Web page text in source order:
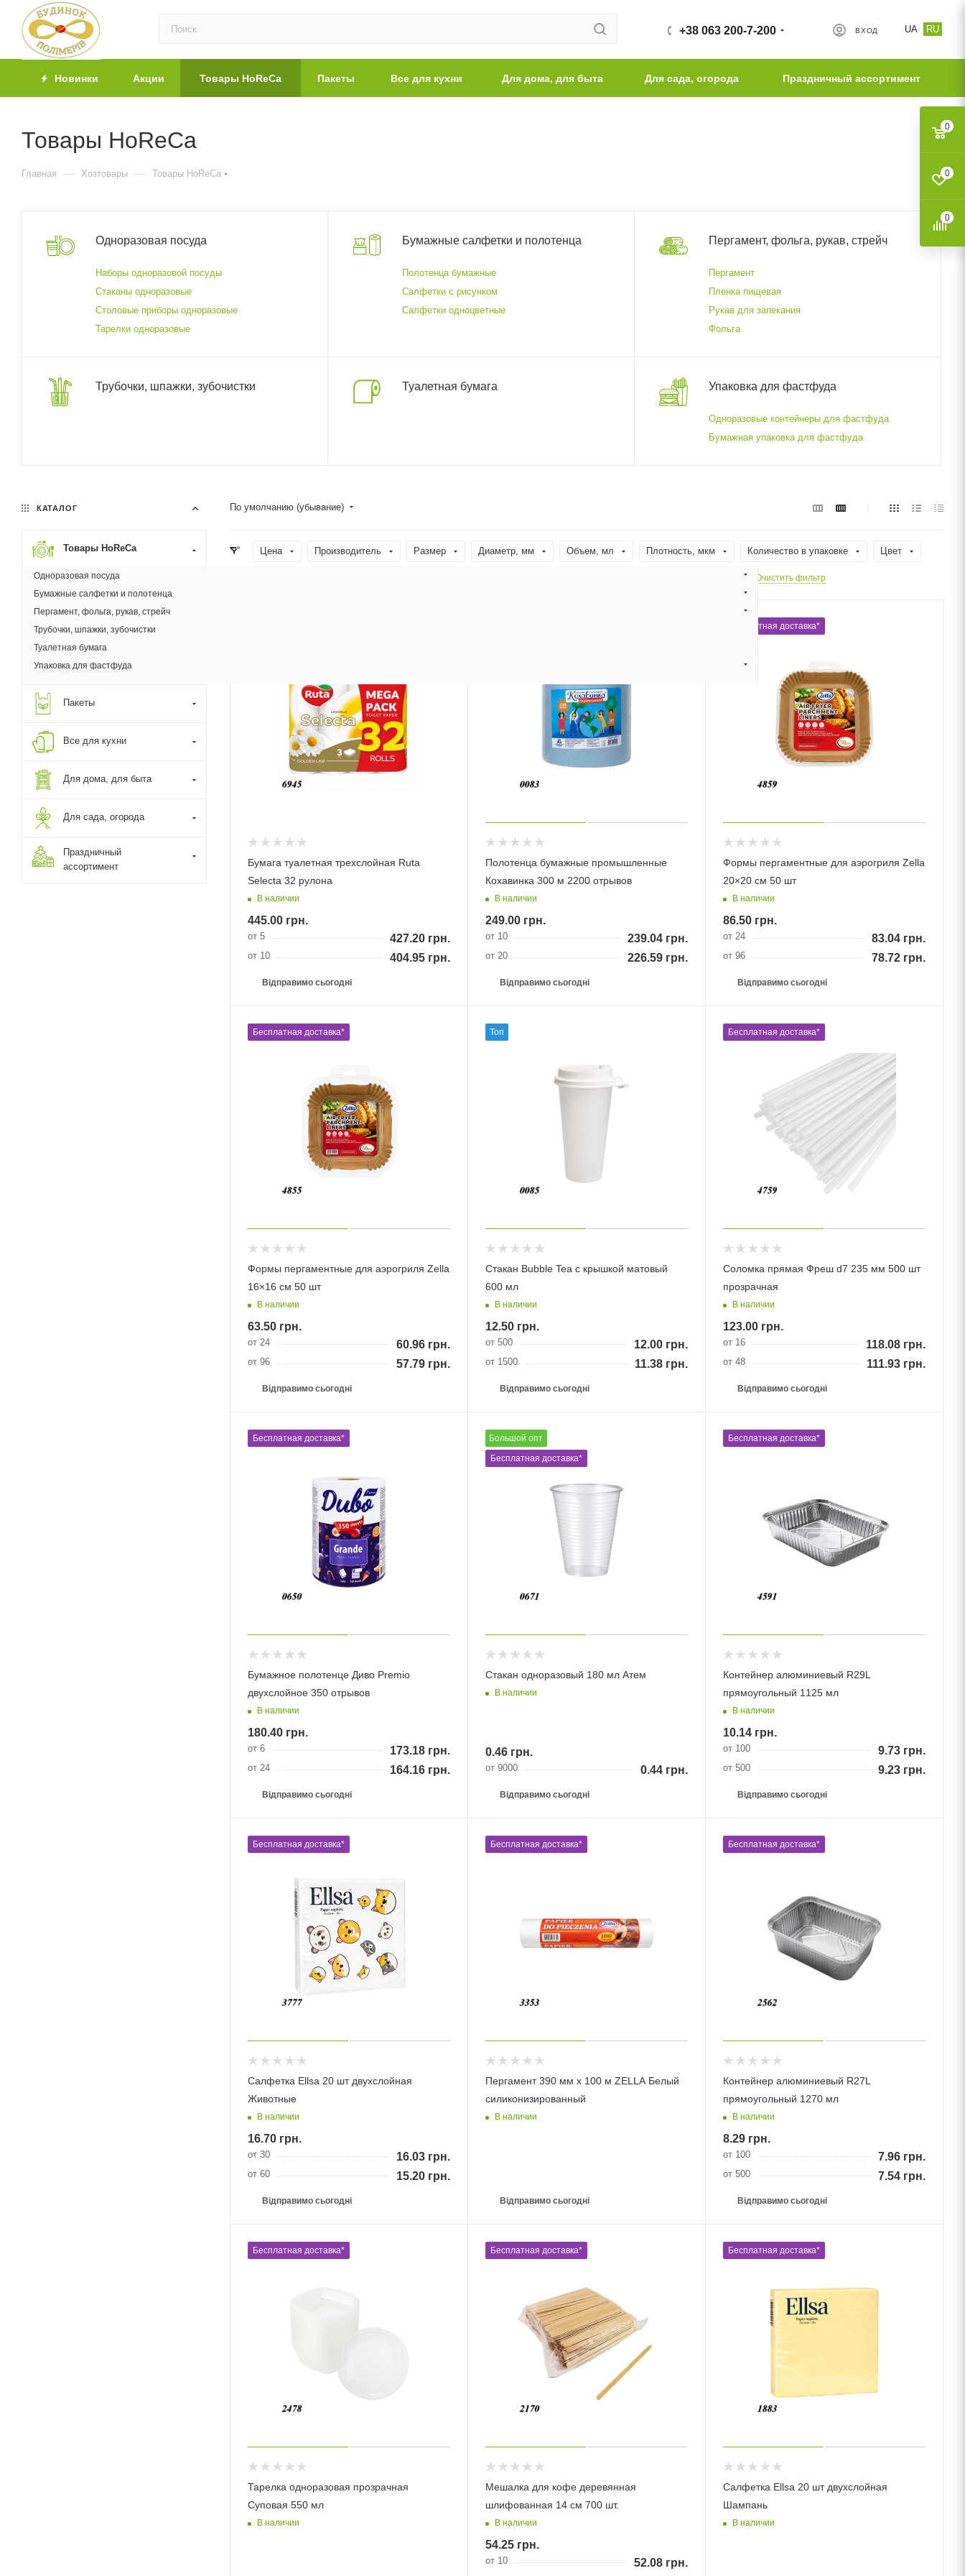
UA RU
ВХОД
+38 063 200-7-200
Новинки Акции Товары HoReCa Пакеты Все для кухни Для дома, для быта Для сада, огорода Праздничный ассортимент
Товары HoReCa
Главная — Хозтовары — Товары HoReCa
Одноразовая посуда
Наборы одноразовой посуды
Стаканы одноразовые
Столовые приборы одноразовые
Тарелки одноразовые
Бумажные салфетки и полотенца
Полотенца бумажные
Салфетки с рисунком
Салфетки одноцветные
Пергамент, фольга, рукав, стрейч
Пергамент
Пленка пищевая
Рукав для запекания
Фольга
Трубочки, шпажки, зубочистки Туалетная бумага Упаковка для фастфуда
Одноразовые контейнеры для фастфуда
Бумажная упаковка для фастфуда
По умолчанию (убывание)
Цена Производитель Размер Диаметр, мм Объем, мл Плотность, мкм Количество в упаковке Цвет
Очистить фильтр
Бумага туалетная трехслойная Ruta
Selecta 32 рулона
В наличии
445.00 грн.
от 5 427.20грн.
от 10 404.95грн.
Відправимо сьогодні
Полотенца бумажные промышленные
Кохавинка 300 м 2200 отрывов
В наличии
249.00грн.
от 10 239.04грн.
от 20 226.59грн.
Відправимо сьогодні
Бесплатная доставка*
Формы пергаментные для аэрогриля Zella
20×20 см 50 шт
В наличии
86.50грн.
от 24 83.04грн.
от 96 78.72грн.
Відправимо сьогодні
Бесплатная доставка*
Формы пергаментные для аэрогриля Zella
16×16 см 50 шт
В наличии
63.50 грн.
от 24 60.96грн.
от 96 57.79грн.
Відправимо сьогодні
Топ
Стакан Bubble Tea с крышкой матовый
600 мл
В наличии
12.50грн.
от 500 12.00грн.
от 1500 11.38грн.
Відправимо сьогодні
Бесплатная доставка*
Соломка прямая Фреш d7 235 мм 500 шт
прозрачная
В наличии
123.00грн.
от 16 118.08грн.
от 48 111.93грн.
Відправимо сьогодні
Бесплатная доставка*
Бумажное полотенце Диво Premio
двухслойное 350 отрывов
В наличии
180.40 грн.
от 6 173.18грн.
от 24 164.16грн.
Відправимо сьогодні
Великий гурт
Бесплатная доставка*
Стакан одноразовый 180 мл Атем
В наличии
0.46грн.
от 9000 0.44грн.
Відправимо сьогодні
Бесплатная доставка*
Контейнер алюминиевый R29L
прямоугольный 1125 мл
В наличии
10.14грн.
от 100 9.73грн.
от 500 9.23грн.
Відправимо сьогодні
Бесплатная доставка*
Салфетка Ellsa 20 шт двухслойная
Животные
В наличии
16.70 грн.
от 30 16.03грн.
от 60 15.20грн.
Відправимо сьогодні
Бесплатная доставка*
Пергамент 390 мм х 100 м ZELLA Белый
силиконизированный
В наличии
Відправимо сьогодні
Бесплатная доставка*
Контейнер алюминиевый R27L
прямоугольный 1270 мл
В наличии
8.29грн.
от 100 7.96грн.
от 500 7.54грн.
Відправимо сьогодні
Бесплатная доставка*
Тарелка одноразовая прозрачная
Суповая 550 мл
В наличии
Бесплатная доставка*
Мешалка для кофе деревянная
шлифованная 14 см 700 шт.
В наличии
54.25грн.
от 10 52.08грн.
Бесплатная доставка*
Салфетка Ellsa 20 шт двухслойная
Шампань
В наличии
КАТАЛОГ
Товары HoReCa
Одноразовая посуда
Бумажные салфетки и полотенца
Пергамент, фольга, рукав, стрейч
Трубочки, шпажки, зубочистки
Туалетная бумага
Упаковка для фастфуда
Пакеты
Все для кухни
Для дома, для быта
Для сада, огорода
Праздничный
ассортимент
0
0
0